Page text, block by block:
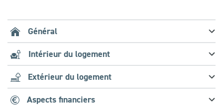
Général
Intérieur du logement
Extérieur du logement
Aspects financiers